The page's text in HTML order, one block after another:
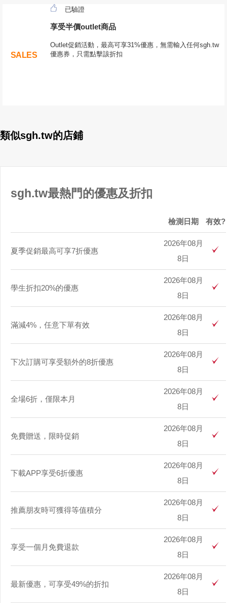
SALES
已驗證
享受半價outlet商品
Outlet促銷活動，最高可享31%優惠，無需輸入任何sgh.tw
優惠券，只需點擊該折扣
類似sgh.tw的店鋪
sgh.tw最熱門的優惠及折扣
檢測日期 有效?
夏季促銷最高可享7折優惠
2026年08月
8日
學生折扣20%的優惠
2026年08月
8日
滿減4%，任意下單有效
2026年08月
8日
下次訂購可享受額外的8折優惠
2026年08月
8日
全場6折，僅限本月
2026年08月
8日
免費贈送，限時促銷
2026年08月
8日
下載APP享受6折優惠
2026年08月
8日
推薦朋友時可獲得等值積分
2026年08月
8日
享受一個月免費退款
2026年08月
8日
最新優惠，可享受49%的折扣
2026年08月
8日